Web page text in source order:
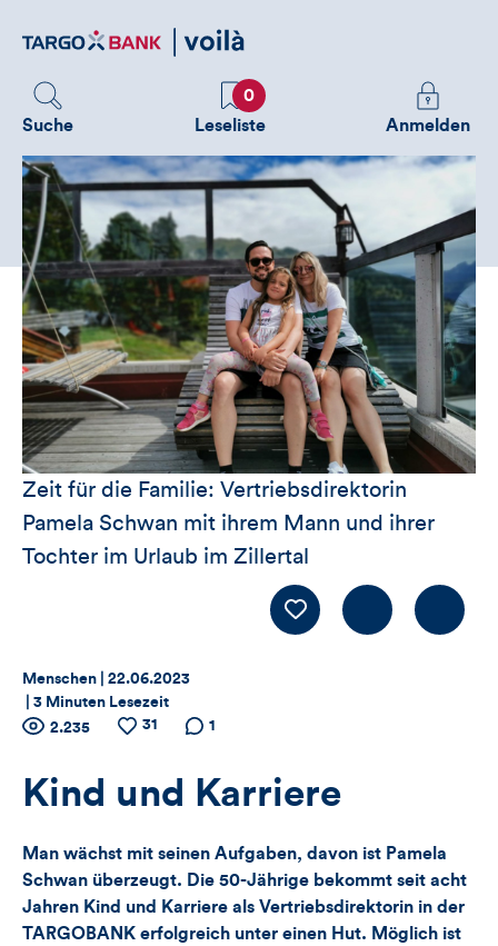
zum
Suche
Favoriten
0
Leseliste
Melden
Sie
an
zusätzliche
zu
sehen
Anmelden
Zeit für die Familie: Vertriebsdirektorin
Pamela Schwan mit ihrem Mann und ihrer
Tochter im Urlaub im Zillertal
LIKE Kommentieren
Thema:
Menschen | Datum:
22.06.2023
3 Minuten Lesezeit
Zähler
für
Likes
und
Anzahl2.235
Anzahl
31
Anzahl der
1
Kind und Karriere
Man wächst mit seinen Aufgaben, davon ist Pamela
Schwan überzeugt. Die 50-Jährige bekommt seit acht
Jahren Kind und Karriere als Vertriebsdirektorin in der
TARGOBANK erfolgreich unter einen Hut. Möglich ist